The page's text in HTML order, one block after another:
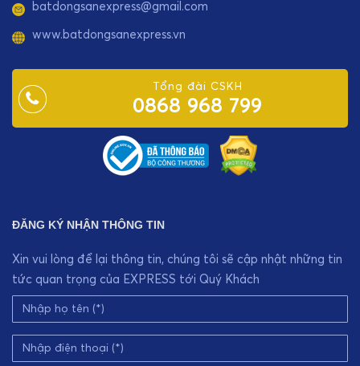
batdongsanexpress@gmail.com
www.batdongsanexpress.vn
Tổng đài CSKH
0868 968 799
ĐĂNG KÝ NHẬN THÔNG TIN
Xin vui lòng để lại thông tin, chúng tôi sẽ cập nhật những tin
tức quan trọng của EXPRESS tới Quý Khách